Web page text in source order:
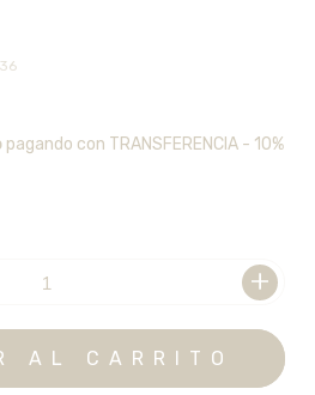
pagando con TRANSFERENCIA - 10%